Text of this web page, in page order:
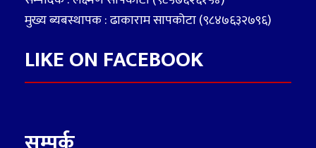
मुख्य ब्यबस्थापक : ढाकाराम सापकोटा (९८४७६३२७९६)
LIKE ON FACEBOOK